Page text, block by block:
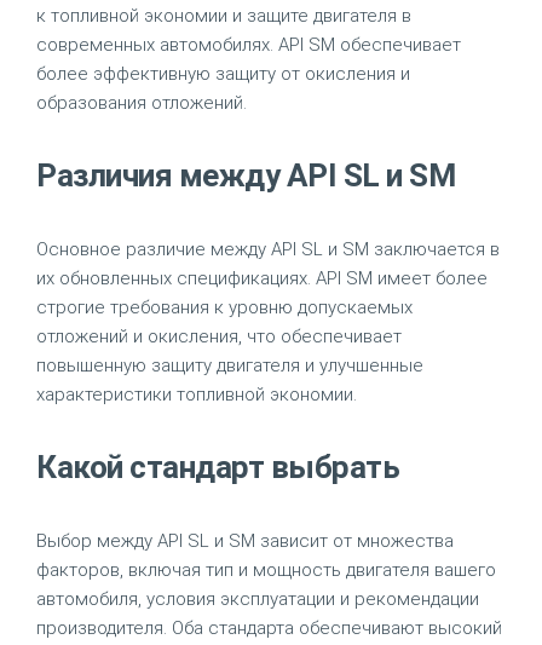
к топливной экономии и защите двигателя в
современных автомобилях. API SM обеспечивает
более эффективную защиту от окисления и
образования отложений.
Различия между API SL и SM
Основное различие между API SL и SM заключается в
их обновленных спецификациях. API SM имеет более
строгие требования к уровню допускаемых
отложений и окисления, что обеспечивает
повышенную защиту двигателя и улучшенные
характеристики топливной экономии.
Какой стандарт выбрать
Выбор между API SL и SM зависит от множества
факторов, включая тип и мощность двигателя вашего
автомобиля, условия эксплуатации и рекомендации
производителя. Оба стандарта обеспечивают высокий